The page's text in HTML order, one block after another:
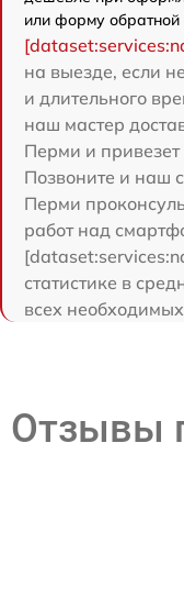
или форму обратной
на выезде, если
и длительного
наш мастер
Перми и привезет
Позвоните и наш
Перми
работ над
статистике в
всех
Отзывы